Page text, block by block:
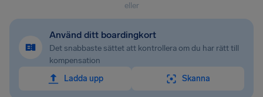
eller
Använd ditt boardingkort
Det snabbaste sättet att kontrollera om du har rätt till
kompensation
Ladda upp
Skanna